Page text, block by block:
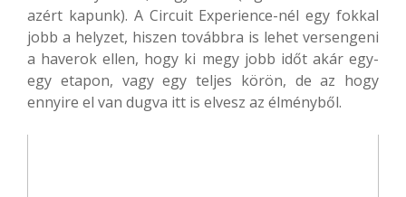
azért kapunk). A Circuit Experience-nél egy fokkal
jobb a helyzet, hiszen továbbra is lehet versengeni
a haverok ellen, hogy ki megy jobb időt akár egy-
egy etapon, vagy egy teljes körön, de az hogy
ennyire el van dugva itt is elvesz az élményből.